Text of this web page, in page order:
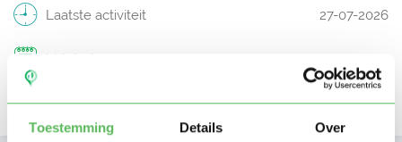
Toestemming Details Over
Laatste activiteit 27-07-2026
Lid sinds
Profiel bijgewerkt 05-03-2025